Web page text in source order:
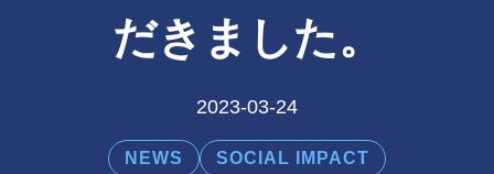
だきました。
2023-03-24
NEWS SOCIAL IMPACT